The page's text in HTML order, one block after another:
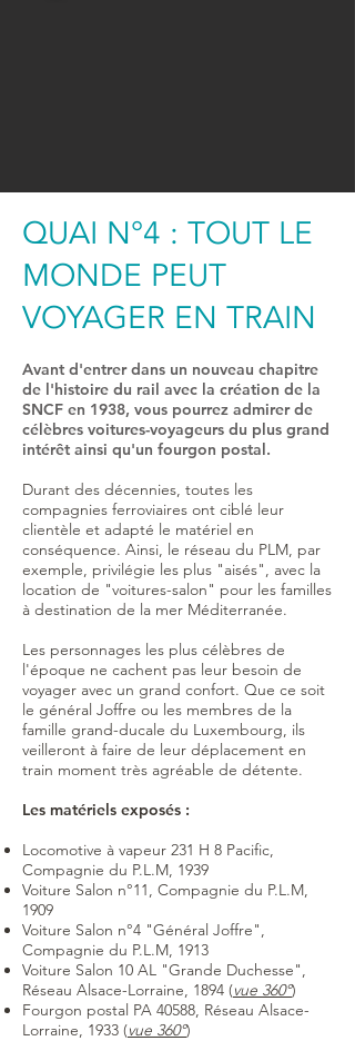
QUAI N°4 : TOUT LE
MONDE PEUT
VOYAGER EN TRAIN
Avant d'entrer dans un nouveau chapitre
de l'histoire du rail avec la création de la
SNCF en 1938, vous pourrez admirer de
célèbres voitures-voyageurs du plus grand
intérêt ainsi qu'un fourgon postal.
Durant des décennies, toutes les
compagnies ferroviaires ont ciblé leur
clientèle et adapté le matériel en
conséquence. Ainsi, le réseau du PLM, par
exemple, privilégie les plus "aisés", avec la
location de "voitures-salon" pour les familles
à destination de la mer Méditerranée.
Les personnages les plus célèbres de
l'époque ne cachent pas leur besoin de
voyager avec un grand confort. Que ce soit
le général Joffre ou les membres de la
famille grand-ducale du Luxembourg, ils
veilleront à faire de leur déplacement en
train moment très agréable de détente.
Les matériels exposés :
Locomotive à vapeur 231 H 8 Pacific,
Compagnie du P.L.M, 1939
Voiture Salon n°11, Compagnie du P.L.M,
1909
Voiture Salon n°4 "Général Joffre",
Compagnie du P.L.M, 1913
Voiture Salon 10 AL "Grande Duchesse",
Réseau Alsace-Lorraine, 1894 (vue 360°)
Fourgon postal PA 40588, Réseau Alsace-
Lorraine, 1933 (vue 360°)